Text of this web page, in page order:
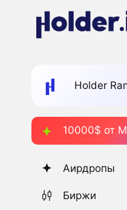
Holder
10000$ от
Аирдропы
Биржи